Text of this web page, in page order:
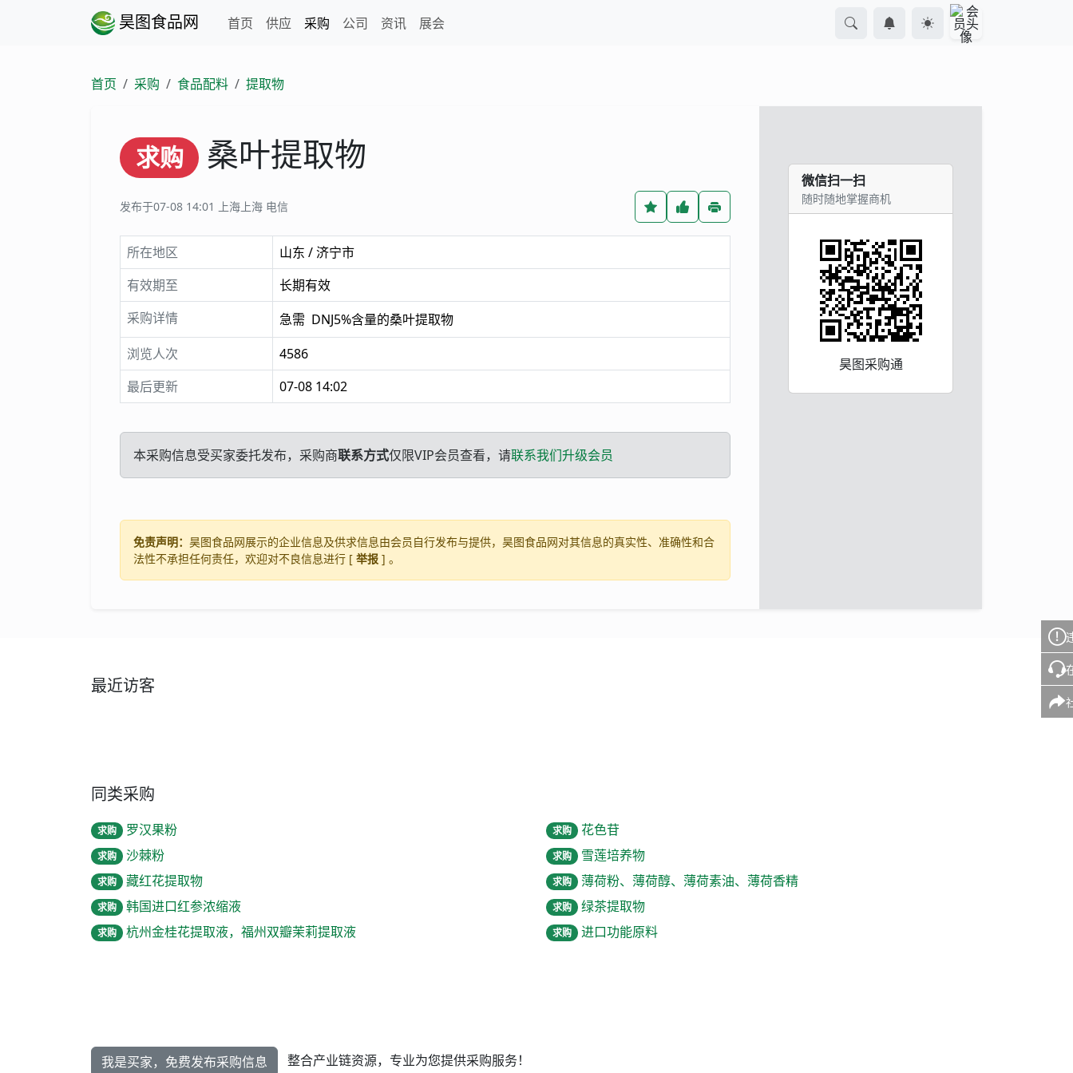
昊图食品网 首页 供应 采购 公司 资讯 展会
首页 采购 食品配料 提取物
求购 桑叶提取物
发布于07-08 14:01 上海上海 电信
所在地区
山东 / 济宁市
有效期至
长期有效
采购详情
急需 DNJ5%含量的桑叶提取物
浏览人次
4586
最后更新
07-08 14:02
本采购信息受买家委托发布，采购商联系方式仅限VIP会员查看，请联系我们升级会员
免责声明： 昊图食品网展示的企业信息及供求信息由会员自行发布与提供，昊图食品网对其信息的真实性、准确性和合
法性不承担任何责任，欢迎对不良信息进行 [ 举报 ] 。
微信扫一扫
随时随地掌握商机
昊图采购通
最近访客
同类采购
求购 罗汉果粉 求购 花色苷
求购 沙棘粉 求购 雪莲培养物
求购 藏红花提取物 求购 薄荷粉、薄荷醇、薄荷素油、薄荷香精
求购 韩国进口红参浓缩液 求购 绿茶提取物
求购 杭州金桂花提取液，福州双瓣茉莉提取液 求购 进口功能原料
我是买家，免费发布采购信息 整合产业链资源，专业为您提供采购服务！